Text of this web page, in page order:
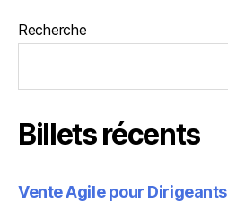
Recherche
Billets récents
Vente Agile pour Dirigeants